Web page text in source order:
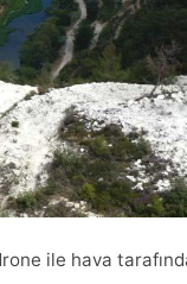
ile hava